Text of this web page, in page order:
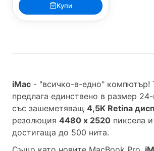
Купи
iMac - "всичко-в-едно" компютър!
предлага единствено в размер
със зашеметяващ 4,5K Retina
резолюция 4480 x 2520 пиксела
достигаща до 500 нита.